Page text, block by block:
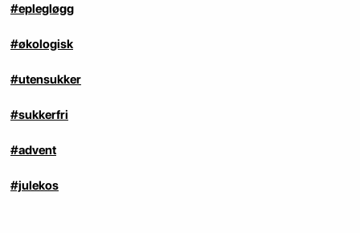
#eplegløgg
#økologisk
#utensukker
#sukkerfri
#advent
#julekos